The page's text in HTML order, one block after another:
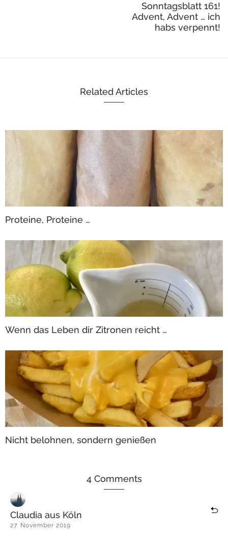
Sonntagsblatt 161!
Advent, Advent … ich
habs verpennt!
Related Articles
Proteine, Proteine …
Wenn das Leben dir Zitronen reicht …
Nicht belohnen, sondern genießen
4 Comments
Claudia aus Köln
27. November 2019